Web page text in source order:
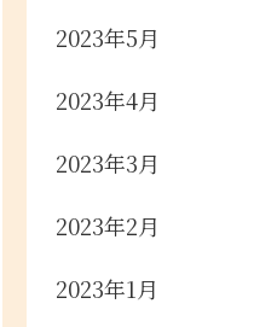
2023年5月
2023年4月
2023年3月
2023年2月
2023年1月